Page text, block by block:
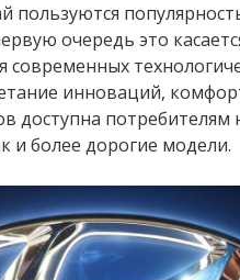
очередь это
современных
инноваций,
доступна потребителям
и более дорогие модели.